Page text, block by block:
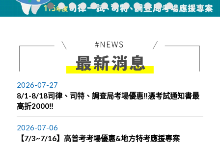
1 2 3 4 5 6 7 8 9 10 11
2026-07-27
8/1-8/18司律、司特、調查局考場優惠‼️憑考試通知書最
高折2000‼️
2026-07-06
【7/3~7/16】高普考考場優惠&地方特考應援專案